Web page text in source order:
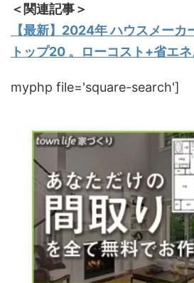
＜関連記事＞
【最新】2024年 ハウスメーカ
トップ20 。ローコスト+省エネ
myphp file='square-search']